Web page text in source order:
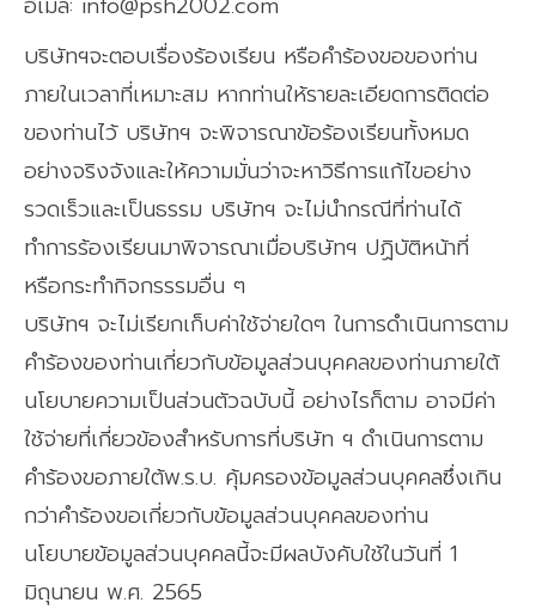
บริษัทฯจะตอบเรื่องร้องเรียน หรือคำร้องขอของท่าน
ภายในเวลาที่เหมาะสม หากท่านให้รายละเอียดการติดต่อ
ของท่านไว้ บริษัทฯ จะพิจารณาข้อร้องเรียนทั้งหมด
อย่างจริงจังและให้ความมั่นว่าจะหาวิธีการแก้ไขอย่าง
รวดเร็วและเป็นธรรม บริษัทฯ จะไม่นำกรณีที่ท่านได้
ทำการร้องเรียนมาพิจารณาเมื่อบริษัทฯ ปฏิบัติหน้าที่
หรือกระทำกิจกรรรมอื่น ๆ
บริษัทฯ จะไม่เรียกเก็บค่าใช้จ่ายใดๆ ในการดำเนินการตาม
คำร้องของท่านเกี่ยวกับข้อมูลส่วนบุคคลของท่านภายใต้
นโยบายความเป็นส่วนตัวฉบับนี้ อย่างไรก็ตาม อาจมีค่า
ใช้จ่ายที่เกี่ยวข้องสำหรับการที่บริษัท ฯ ดำเนินการตาม
คำร้องขอภายใต้พ.ร.บ. คุ้มครองข้อมูลส่วนบุคคลซึ่งเกิน
กว่าคำร้องขอเกี่ยวกับข้อมูลส่วนบุคคลของท่าน
นโยบายข้อมูลส่วนบุคคลนี้จะมีผลบังคับใช้ในวันที่ 1
มิถุนายน พ.ศ. 2565